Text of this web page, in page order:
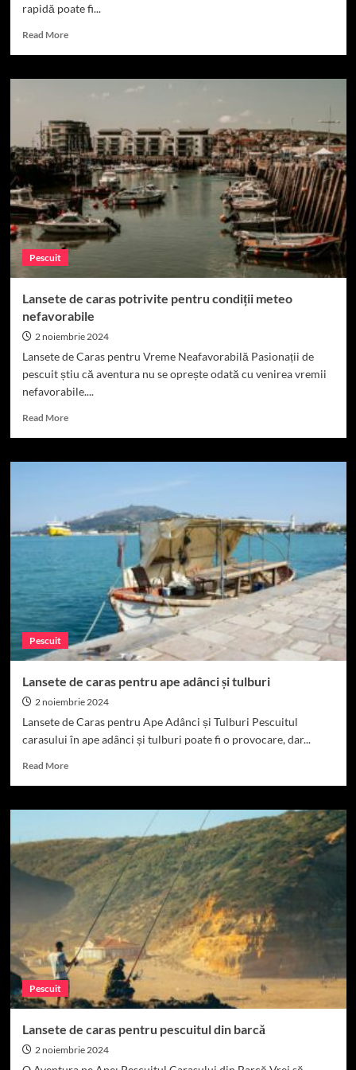
rapidă poate fi...
Read MoreRead
Lansete
cu
acțiune
rapidă
pentru
capturi
mari
Pescuit
Lansete de caras potrivite pentru condiții meteo
nefavorabile
2 noiembrie 2024
Lansete de Caras pentru Vreme Neafavorabilă Pasionații de
pescuit știu că aventura nu se oprește odată cu venirea vremii
nefavorabile....
Read MoreRead
Lansete
pentru
condiții
nefavorabile
Pescuit
Lansete de caras pentru ape adânci și tulburi
2 noiembrie 2024
Lansete de Caras pentru Ape Adânci și Tulburi Pescuitul
carasului în ape adânci și tulburi poate fi o provocare, dar...
Read MoreRead
Lansete
caras
pentru
ape
adânci
și
tulburi
Pescuit
Lansete de caras pentru pescuitul din barcă
2 noiembrie 2024